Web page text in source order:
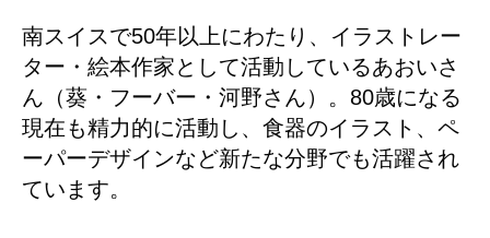
南スイスで50年以上にわたり、イラストレー
ター・絵本作家として活動しているあおいさ
ん（葵・フーバー・河野さん）。80歳になる
現在も精力的に活動し、食器のイラスト、ペ
ーパーデザインなど新たな分野でも活躍され
ています。